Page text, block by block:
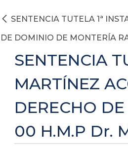
SENTENCIA TUTELA 1ª
DE DOMINIO DE MONTERÍA
SENTENCIA
MARTÍNEZ
DERECHO
00 H.M.P Dr.